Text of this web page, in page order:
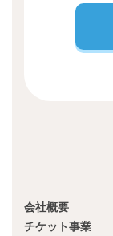
会社概要
チケット事業